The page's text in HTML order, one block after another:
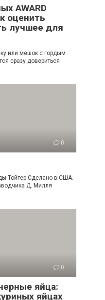
AWARD
оценить
лучшее для
или мешок с гордым
сразу довериться
0
Тойгер Сделано в США.
Д. Милля
0
яйца:
яйцах